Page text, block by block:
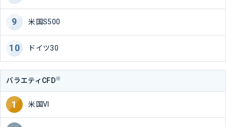
米国S500
ドイツ30
バラエティCFD※
米国VI